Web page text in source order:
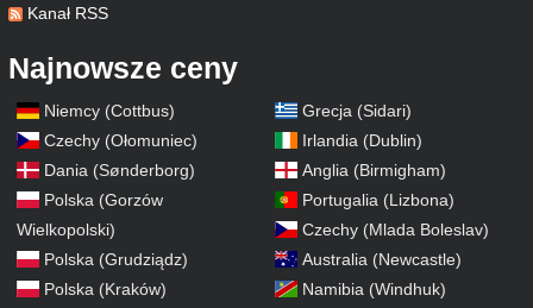
Kanał RSS
Najnowsze ceny
Niemcy (Cottbus)
Czechy (Ołomuniec)
Dania (Sønderborg)
Polska (Gorzów
Wielkopolski)
Polska (Grudziądz)
Polska (Kraków)
Grecja (Sidari)
Irlandia (Dublin)
Anglia (Birmigham)
Portugalia (Lizbona)
Czechy (Mlada Boleslav)
Australia (Newcastle)
Namibia (Windhuk)